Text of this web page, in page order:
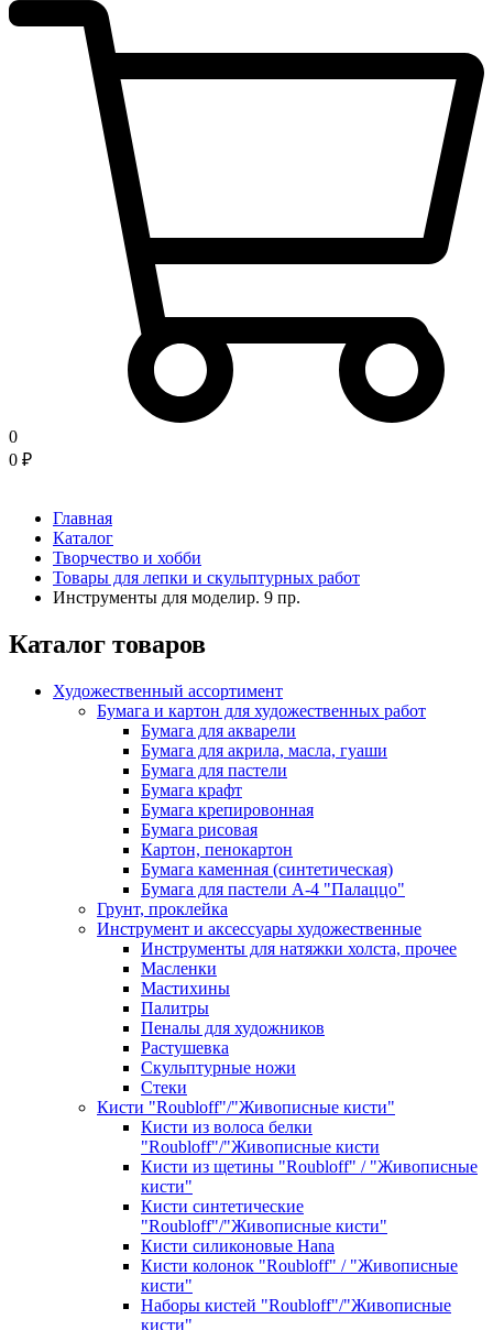
0
0 ₽
Главная
Каталог
Творчество и хобби
Товары для лепки и скульптурных работ
Инструменты для моделир. 9 пр.
Каталог товаров
Художественный ассортимент
Бумага и картон для художественных работ
Бумага для акварели
Бумага для акрила, масла, гуаши
Бумага для пастели
Бумага крафт
Бумага крепировонная
Бумага рисовая
Картон, пенокартон
Бумага каменная (синтетическая)
Бумага для пастели А-4 "Палаццо"
Грунт, проклейка
Инструмент и аксессуары художественные
Инструменты для натяжки холста, прочее
Масленки
Мастихины
Палитры
Пеналы для художников
Растушевка
Скульптурные ножи
Стеки
Кисти "Roubloff"/"Живописные кисти"
Кисти из волоса белки
"Roubloff"/"Живописные кисти
Кисти из щетины "Roubloff" / "Живописные
кисти"
Кисти синтетические
"Roubloff"/"Живописные кисти"
Кисти силиконовые Hana
Кисти колонок "Roubloff" / "Живописные
кисти"
Наборы кистей "Roubloff"/"Живописные
кисти"